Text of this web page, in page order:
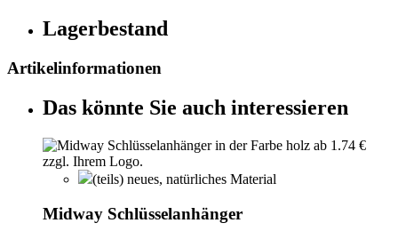
Lagerbestand
Artikelinformationen
Das könnte Sie auch interessieren
(teils) neues, natürliches Material
Midway Schlüsselanhänger